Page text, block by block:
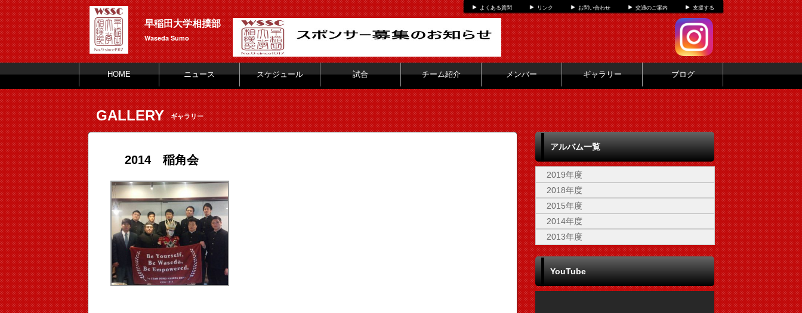
よくある質問 リンク お問い合わせ 交通のご案内 支援する
早稲田大学相撲部
Waseda Sumo
HOME ニュース スケジュール 試合 チーム紹介 メンバー ギャラリー ブログ
GALLERY ギャラリー
2014 稲角会
アルバム一覧
2019年度
2018年度
2015年度
2014年度
2013年度
YouTube